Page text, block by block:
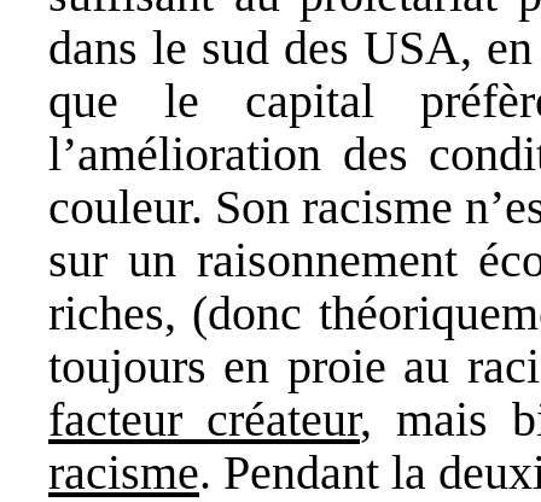
dans le sud des USA,
que le capital
l’amélioration des
couleur. Son racisme
sur un raisonnement
riches, (donc
toujours en proie au
facteur créateur, mais
racisme. Pendant la